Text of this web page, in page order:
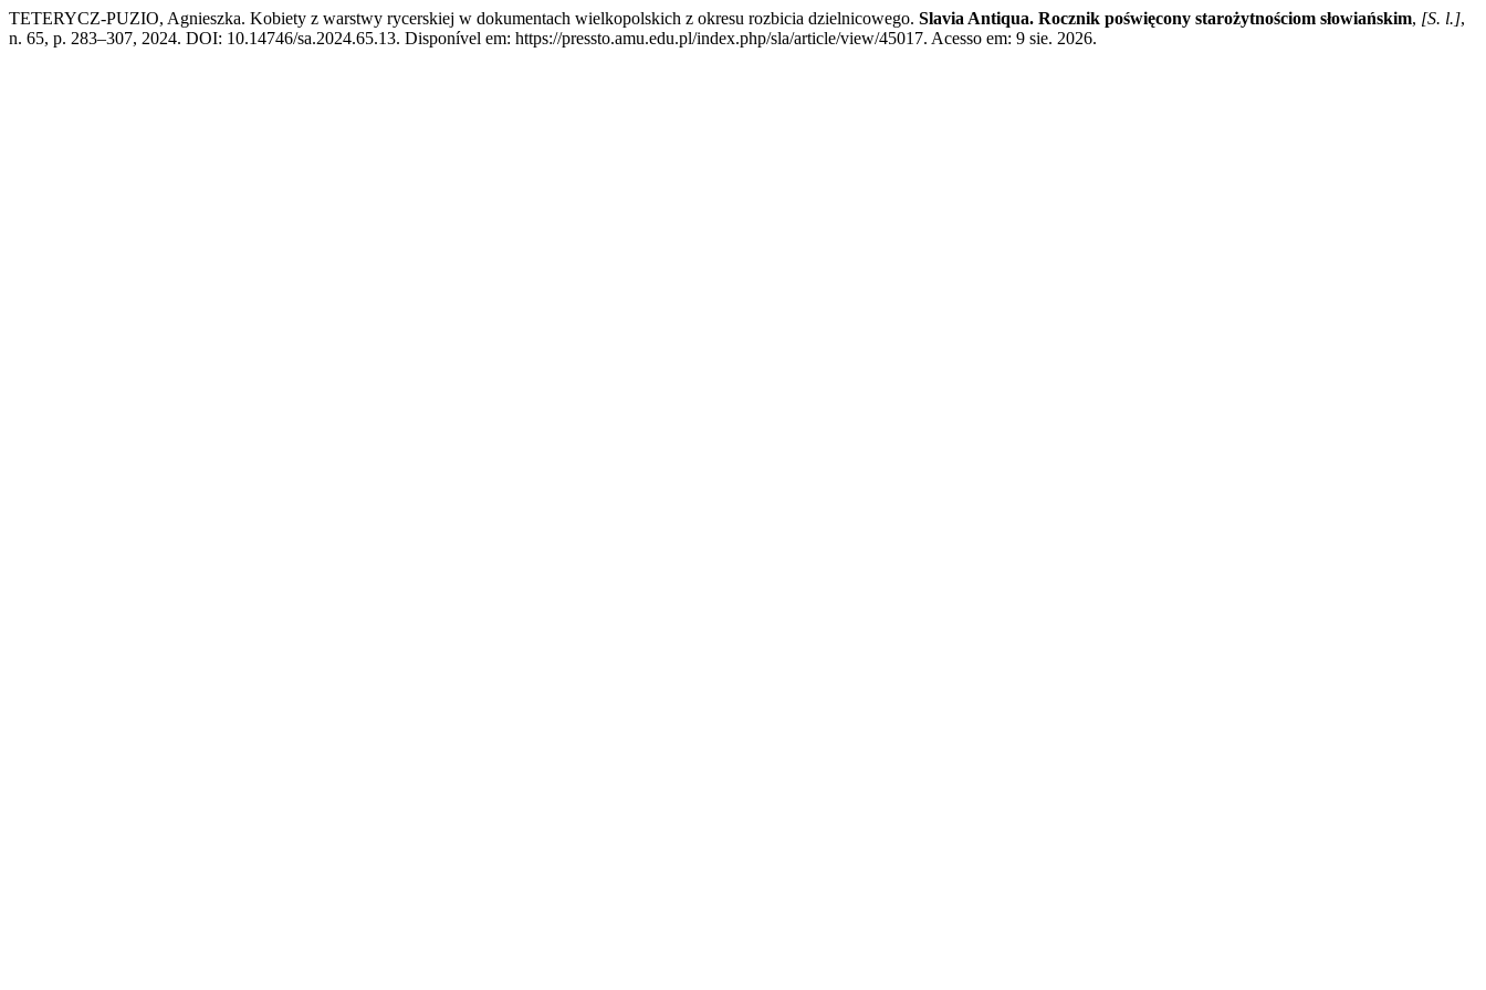
TETERYCZ-PUZIO, Agnieszka. Kobiety z warstwy rycerskiej w dokumentach wielkopolskich z okresu rozbicia dzielnicowego. Slavia Antiqua. Rocznik poświęcony starożytnościom słowiańskim, [S. l.],
n. 65, p. 283–307, 2024. DOI: 10.14746/sa.2024.65.13. Disponível em: https://pressto.amu.edu.pl/index.php/sla/article/view/45017. Acesso em: 9 sie. 2026.